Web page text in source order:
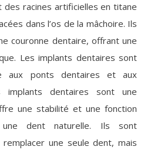
racines artificielles en titane
dans l’os de la mâchoire. Ils
couronne dentaire, offrant une
Les implants dentaires sont
aux ponts dentaires et aux
implants dentaires sont une
une stabilité et une fonction
une dent naturelle. Ils sont
une seule dent, mais